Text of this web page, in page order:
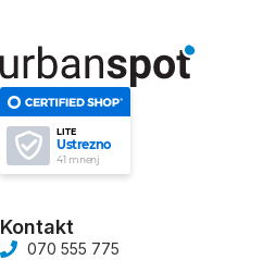
LITE
Ustrezno
41 mnenj
Kontakt
070 555 775